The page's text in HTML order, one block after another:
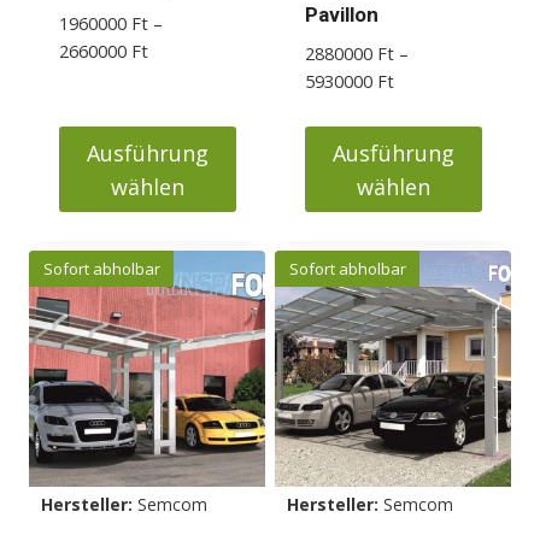
werden
1960000 Ft –
2660000 FtPreisspanne:
2660000 Ft
Ausführung
wählen
Produkt
weist
mehrere
Varianten
auf.
Die
Optionen
können
auf
Pavillon
2880000 Ft –
5930000 FtPreisspanne:
bis
5930000 Ft
Ausführung
wählen
Produkt
weist
mehrere
Varianten
auf.
Die
Optionen
können
auf
Sofort abholbar
Hersteller: Semcom
Sofort abholbar
Hersteller: Semcom